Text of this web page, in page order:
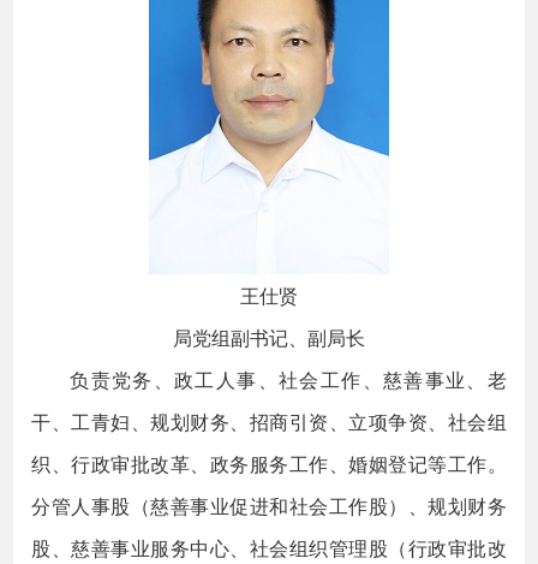
王仕贤
局党组副书记、副局长
负责党务、政工人事、社会工作、慈善事业、老
干、工青妇、规划财务、招商引资、立项争资、社会组
织、行政审批改革、政务服务工作、婚姻登记等工作。
分管人事股（慈善事业促进和社会工作股）、规划财务
股、慈善事业服务中心、社会组织管理股（行政审批改